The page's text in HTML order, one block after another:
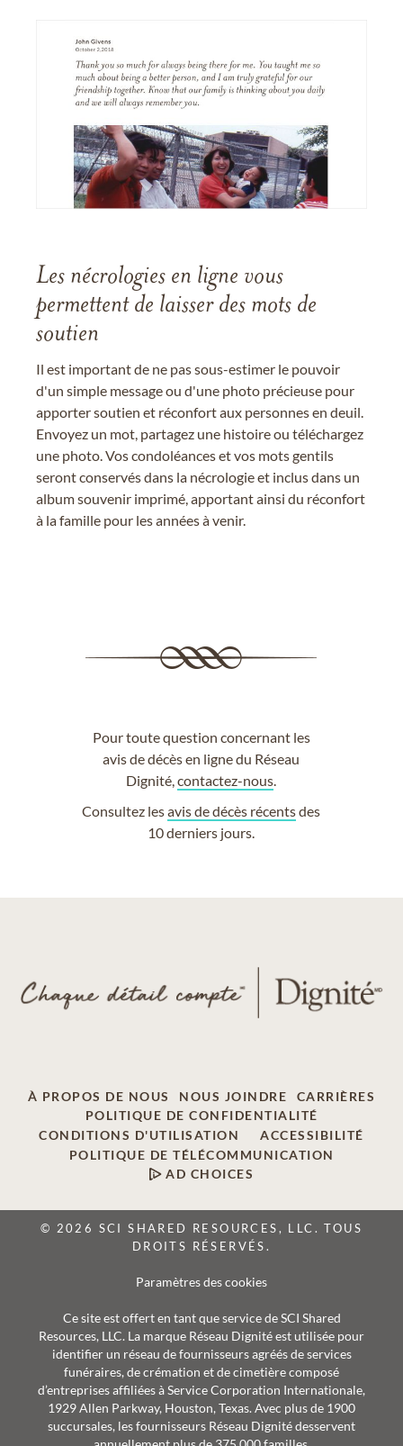
Les nécrologies en ligne vous
permettent de laisser des mots de
soutien
Il est important de ne pas sous-estimer le pouvoir
d'un simple message ou d'une photo précieuse pour
apporter soutien et réconfort aux personnes en deuil.
Envoyez un mot, partagez une histoire ou téléchargez
une photo. Vos condoléances et vos mots gentils
seront conservés dans la nécrologie et inclus dans un
album souvenir imprimé, apportant ainsi du réconfort
à la famille pour les années à venir.
Pour toute question concernant les
avis de décès en ligne du Réseau
Dignité,contactez-nous
Consultez lesavis de décès récentsdes
10 derniers jours.
À PROPOS DE NOUS NOUS JOINDRE
CARRIÈRES
POLITIQUE DE CONFIDENTIALITÉ
CONDITIONS D'UTILISATION
ACCESSIBILITÉ
POLITIQUE DE TÉLÉCOMMUNICATION
AD CHOICES
© 2026 SCI SHARED RESOURCES, LLC. TOUS
DROITS RÉSERVÉS.
Paramètres des cookies
Ce site est offert en tant que service de SCI Shared
Resources, LLC. La marque Réseau Dignité est utilisée pour
identifier un réseau de fournisseurs agréés de services
funéraires, de crémation et de cimetière composé
d’entreprises affiliées à Service Corporation Internationale,
1929 Allen Parkway, Houston, Texas. Avec plus de 1900
succursales, les fournisseurs Réseau Dignité desservent